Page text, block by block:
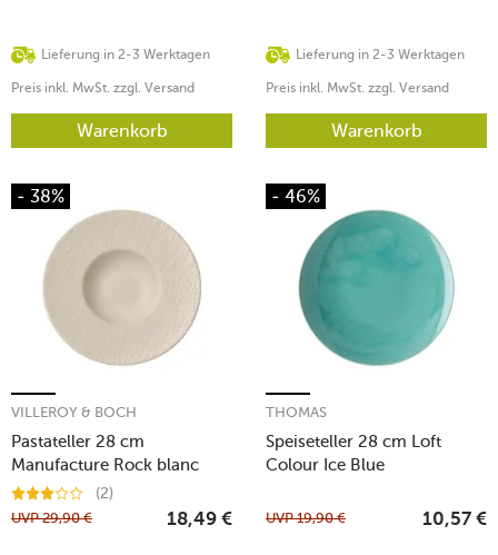
Lieferung in 2-3 Werktagen
Preis inkl. MwSt. zzgl. Versand
Warenkorb
Lieferung in 2-3 Werktagen
Preis inkl. MwSt. zzgl. Versand
Warenkorb
- 38%
Pastateller 28 cm
Manufacture Rock blanc
VILLEROY & BOCH
(2)
UVP29,90 € 18,49 €
- 46%
Speiseteller 28 cm Loft
Colour Ice Blue
THOMAS
UVP19,90 € 10,57 €